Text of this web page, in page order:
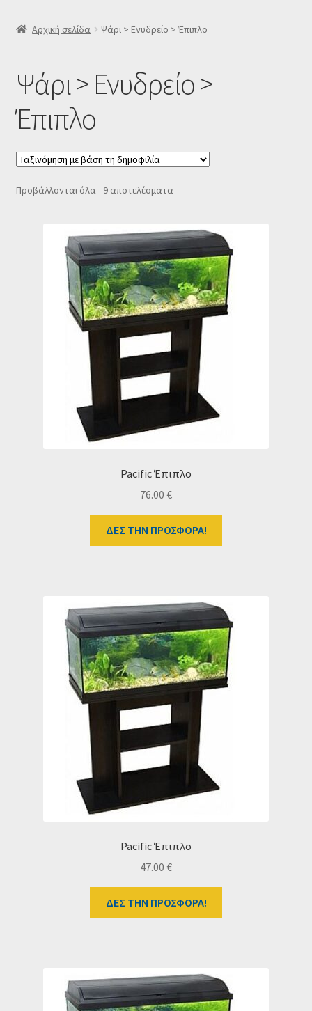
SLIDER
Δελτίο νέων
Κατάστημα
Ο λογαριασμός μου
Αρχική σελίδα Ψάρι > Ενυδρείο > Έπιπλο
Ψάρι > Ενυδρείο >
Έπιπλο
Προβάλλονται όλα - 9 αποτελέσματαSorted
Pacific Έπιπλο
76.00 €
ΔΕΣ ΤΗΝ ΠΡΟΣΦΟΡΑ!
Pacific Έπιπλο
47.00 €
ΔΕΣ ΤΗΝ ΠΡΟΣΦΟΡΑ!